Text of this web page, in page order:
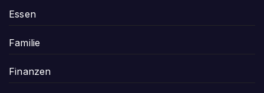
Essen
Familie
Finanzen